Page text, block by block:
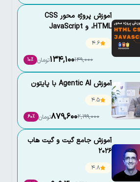
آموزش پروژه محور CSS
،HTML و JavaScript
4.6
149,000
134,100تومان 10٪
آموزش Agentic AI با پایتون
4.5
2,199,000
879,600تومان 60٪
آموزش جامع گیت و گیت هاب
2026
4.8